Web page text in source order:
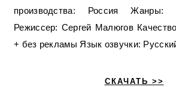
производства: Россия Жанры:
Режиссер: Сергей Малюгов
+ без рекламы Язык озвучки:
СКАЧАТЬ >>